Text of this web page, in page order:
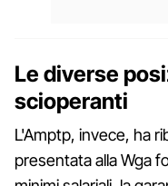
Le diverse
scioperanti
L'Amptp, invece, ha
presentata alla Wga